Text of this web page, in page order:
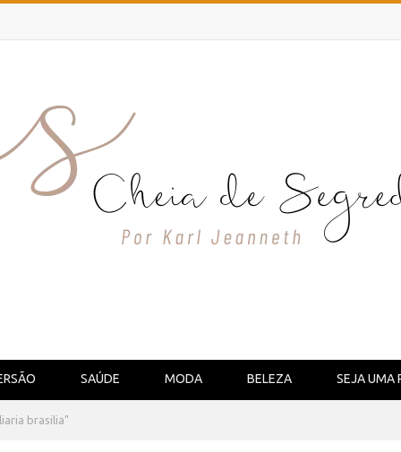
SAÚDE MODA BELEZA SEJA UMA
brasilia"